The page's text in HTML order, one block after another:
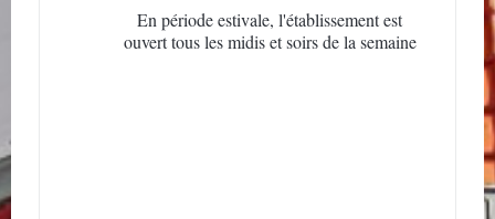
En période estivale, l'établissement est
ouvert tous les midis et soirs de la semaine